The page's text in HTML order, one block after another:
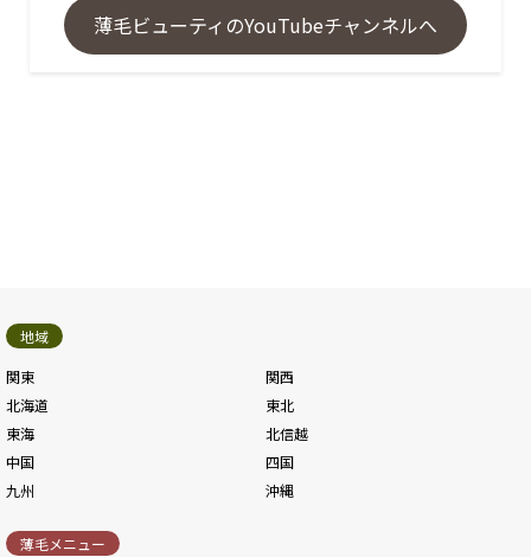
薄毛ビューティのYouTubeチャンネルへ
地域
関東
関西
北海道
東北
東海
北信越
中国
四国
九州
沖縄
薄毛メニュー